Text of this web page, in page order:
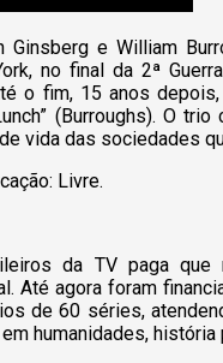
e William
no final da 2ª
o fim, 15 anos
(Burroughs). O
vida das sociedades
Livre.
da TV paga que
Até agora foram
de 60 séries,
humanidades,